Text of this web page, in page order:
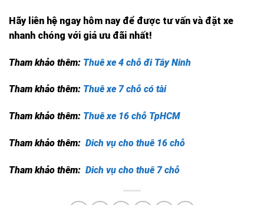
Hãy liên hệ ngay hôm nay để được tư vấn và đặt xe
nhanh chóng với giá ưu đãi nhất!
Tham khảo thêm: Thuê xe 4 chỗ đi Tây Ninh
Tham khảo thêm: Thuê xe 7 chỗ có tài
Tham khảo thêm: Thuê xe 16 chỗ TpHCM
Tham khảo thêm: Dich vụ cho thuê 16 chỗ
Tham khảo thêm: Dich vụ cho thuê 7 chỗ